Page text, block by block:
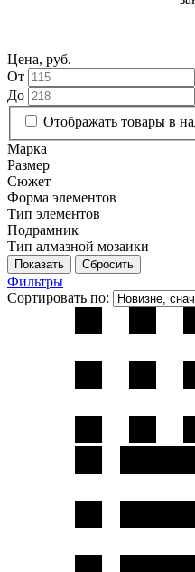
Цена, руб.
От
До
Отображать товары в
Марка
Размер
Сюжет
Форма элементов
Тип элементов
Подрамник
Тип алмазной мозаики
Фильтры
Сортировать по: